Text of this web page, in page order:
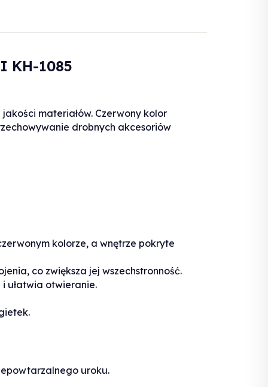
KH-1085
materiałów. Czerwony kolor
drobnych akcesoriów
kolorze, a wnętrze pokryte
co zwiększa jej wszechstronność.
ułatwia otwieranie.
uroku.